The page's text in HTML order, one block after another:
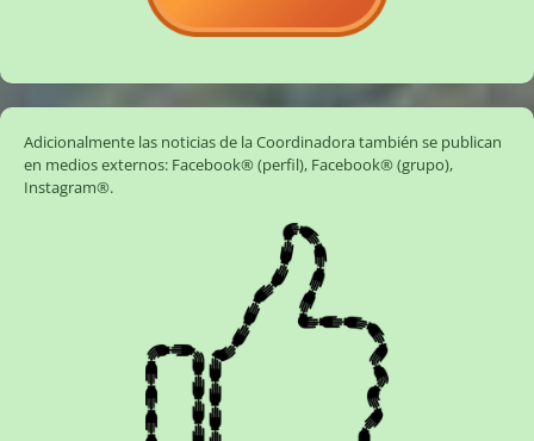
Adicionalmente las noticias de la Coordinadora también se publican
en medios externos: Facebook® (perfil), Facebook® (grupo),
Instagram®.